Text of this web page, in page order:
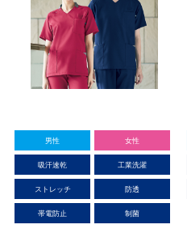
男性 女性
吸汗速乾 工業洗濯
ストレッチ 防透
帯電防止 制菌